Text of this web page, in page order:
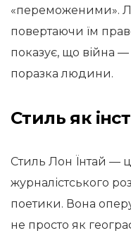
«переможеними».
повертаючи їм
показує, що війна —
поразка людини.
Стиль як
Стиль Лон Їнтай —
журналістського
поетики. Вона
не просто як